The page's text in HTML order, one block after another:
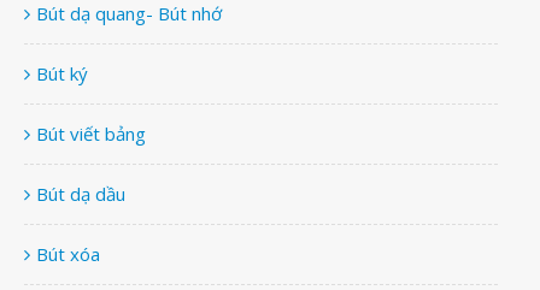
Bút dạ quang- Bút nhớ
Bút ký
Bút viết bảng
Bút dạ dầu
Bút xóa